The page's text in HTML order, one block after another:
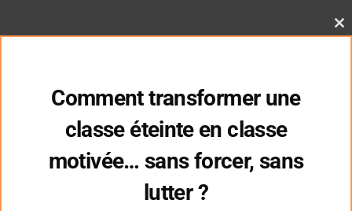
Comment transformer une
classe éteinte en classe
motivée… sans forcer, sans
lutter ?